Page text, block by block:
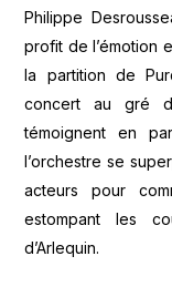
Philippe
profit de l’émotion
la partition de
concert au gré
témoignent en
l’orchestre se
acteurs pour
estompant les
d’Arlequin.